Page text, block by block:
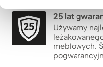
25 lat
Używamy
meblowych.